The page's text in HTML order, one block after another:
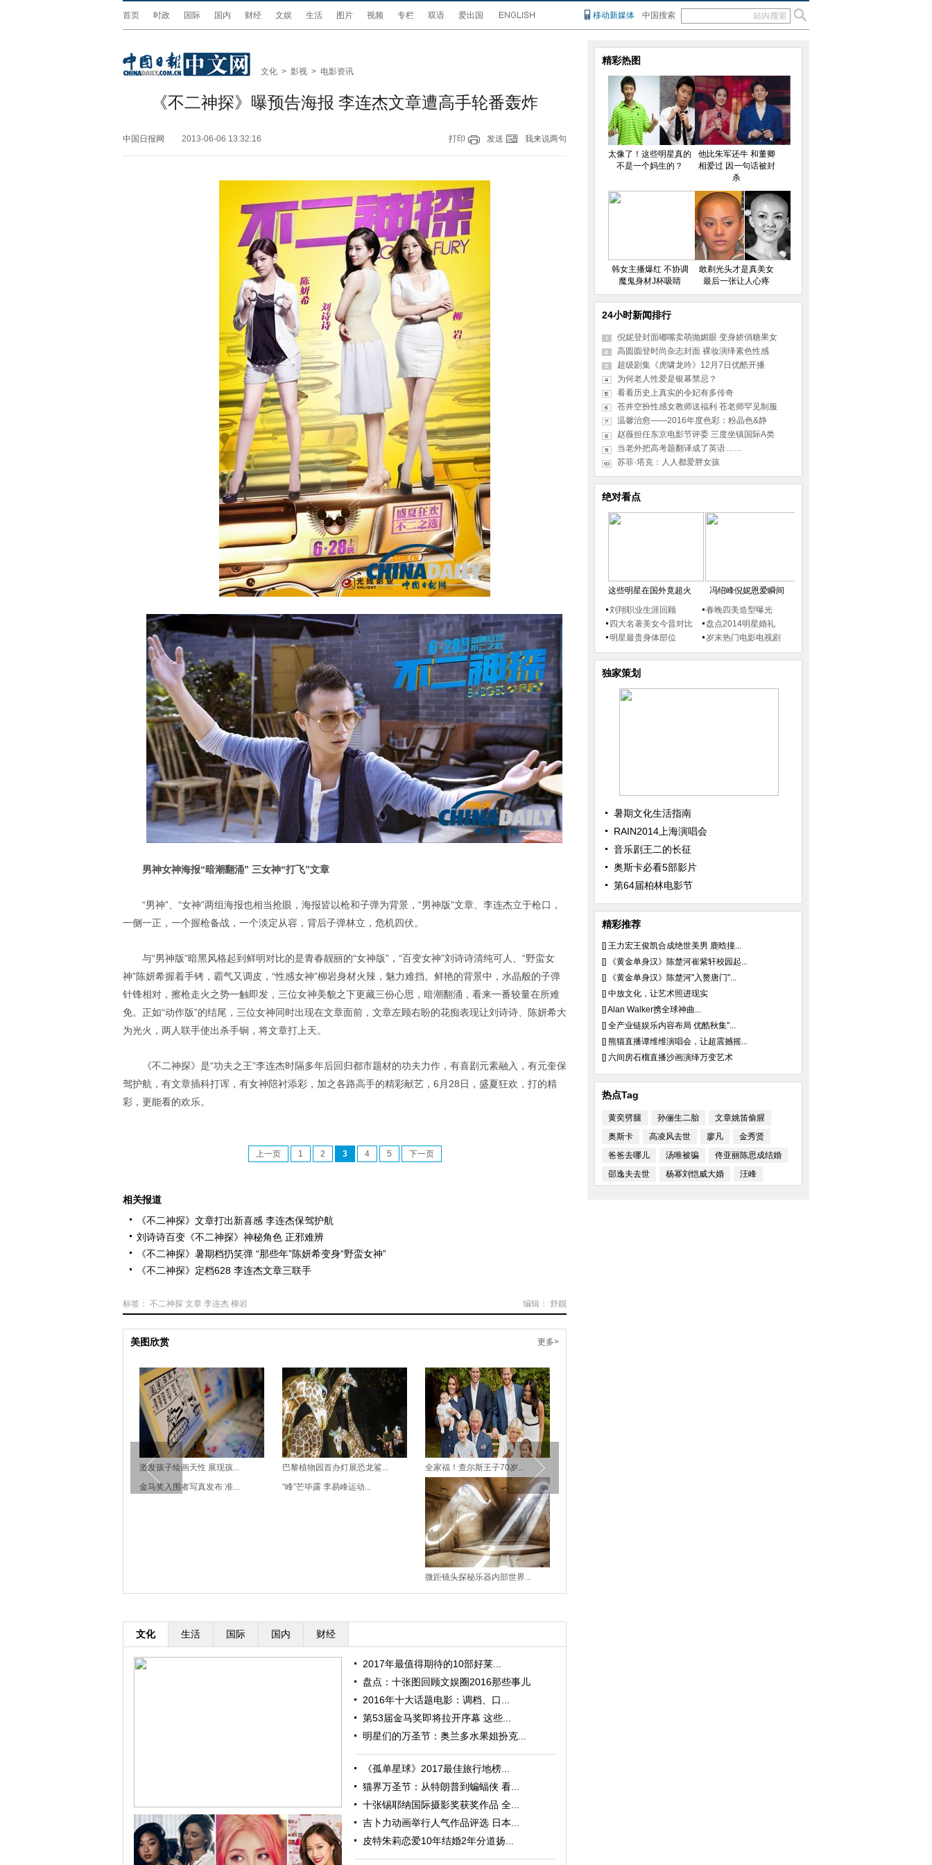
首页 时政 国际 国内 财经 文娱 生活 图片 视频 专栏 双语 爱出国 移动新媒体 中国搜索
文化 > 影视 > 电影资讯
《不二神探》曝预告海报 李连杰文章遭高手轮番轰炸
中国日报网 2013-06-06 13:32:16 打印 发送 我来说两句
男神女神海报“暗潮翻涌” 三女神“打飞”文章
“男神”、“女神”两组海报也相当抢眼，海报皆以枪和子弹为背景，“男神版”文章、李连杰立于枪口，
一侧一正，一个握枪备战，一个淡定从容，背后子弹林立，危机四伏。
与“男神版”暗黑风格起到鲜明对比的是青春靓丽的“女神版”，“百变女神”刘诗诗清纯可人、“野蛮女
神”陈妍希握着手铐，霸气又调皮，“性感女神”柳岩身材火辣，魅力难挡。鲜艳的背景中，水晶般的子弹
针锋相对，擦枪走火之势一触即发，三位女神美貌之下更藏三份心思，暗潮翻涌，看来一番较量在所难
免。正如“动作版”的结尾，三位女神同时出现在文章面前，文章左顾右盼的花痴表现让刘诗诗、陈妍希大
为光火，两人联手使出杀手锏，将文章打上天。
《不二神探》是“功夫之王”李连杰时隔多年后回归都市题材的功夫力作，有喜剧元素融入，有元奎保
驾护航，有文章插科打诨，有女神陪衬添彩，加之各路高手的精彩献艺，6月28日，盛夏狂欢，打的精
彩，更能看的欢乐。
上一页 1 2 3 4 5 下一页
相关报道
《不二神探》文章打出新喜感 李连杰保驾护航
刘诗诗百变《不二神探》神秘角色 正邪难辨
《不二神探》暑期档扔笑弹 “那些年”陈妍希变身“野蛮女神”
《不二神探》定档628 李连杰文章三联手
编辑： 舒靓
标签： 不二神探 文章 李连杰 柳岩
美图欣赏 更多>
激发孩子绘画天性 展现孩... 巴黎植物园首办灯展恐龙鲨...
全家福！查尔斯王子70岁...
金马奖入围者写真发布 准...
“峰”芒毕露 李易峰运动...
微距镜头探秘乐器内部世界...
文化 生活 国际 国内 财经
2017年最值得期待的10部好莱...
盘点：十张图回顾文娱圈2016那些事儿
2016年十大话题电影：调档、口...
第53届金马奖即将拉开序幕 这些...
明星们的万圣节：奥兰多水果姐扮克...
《孤单星球》2017最佳旅行地榜...
猫界万圣节：从特朗普到蝙蝠侠 看...
十张锡耶纳国际摄影奖获奖作品 全...
吉卜力动画举行人气作品评选 日本...
皮特朱莉恋爱10年结婚2年分道扬...
精彩热图
太像了！这些明星真的
不是一个妈生的？
他比朱军还牛 和董卿
相爱过 因一句话被封
杀
韩女主播爆红 不协调
魔鬼身材J杯吸睛
敢剃光头才是真美女
最后一张让人心疼
24小时新闻排行
倪妮登封面嘟嘴卖萌抛媚眼 变身娇俏糖果女
高圆圆登时尚杂志封面 裸妆演绎素色性感
超级剧集《虎啸龙吟》12月7日优酷开播
为何老人性爱是银幕禁忌？
看看历史上真实的令妃有多传奇
苍井空扮性感女教师送福利 苍老师罕见制服
温馨治愈——2016年度色彩：粉晶色&静
赵薇担任东京电影节评委 三度坐镇国际A类
当老外把高考题翻译成了英语……
苏菲·塔克：人人都爱胖女孩
绝对看点
这些明星在国外竟超火
冯绍峰倪妮恩爱瞬间
刘翔职业生涯回顾
四大名著美女今昔对比
明星最贵身体部位
春晚四美造型曝光
盘点2014明星婚礼
岁末热门电影电视剧
独家策划
暑期文化生活指南
RAIN2014上海演唱会
音乐剧王二的长征
奥斯卡必看5部影片
第64届柏林电影节
精彩推荐
[] 王力宏王俊凯合成绝世美男 鹿晗撞...
[]
《黄金单身汉》陈楚河崔紫轩校园起...
[]
《黄金单身汉》陈楚河"入赘唐门"...
[] 中放文化，让艺术照进现实
[] Alan Walker携全球神曲...
[] 全产业链娱乐内容布局 优酷秋集"...
[] 熊猫直播谭维维演唱会，让超震撼摇...
[] 六间房石榴直播沙画演绎万变艺术
热点Tag
黄奕劈腿 孙俪生二胎
文章姚笛偷腥
奥斯卡
高凌风去世 廖凡
金秀贤
爸爸去哪儿
汤唯被骗
佟亚丽陈思成结婚
邵逸夫去世
杨幂刘恺威大婚 汪峰